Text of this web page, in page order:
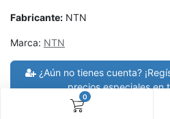
0
Fabricante: NTN
Marca: NTN
¿Aún no tienes cuenta?
precios especiales en